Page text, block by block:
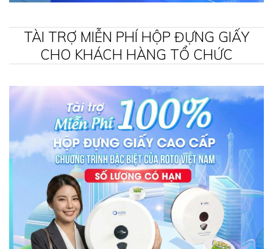
TÀI TRỢ MIỄN PHÍ HỘP ĐỰNG GIẤY
CHO KHÁCH HÀNG TỔ CHỨC